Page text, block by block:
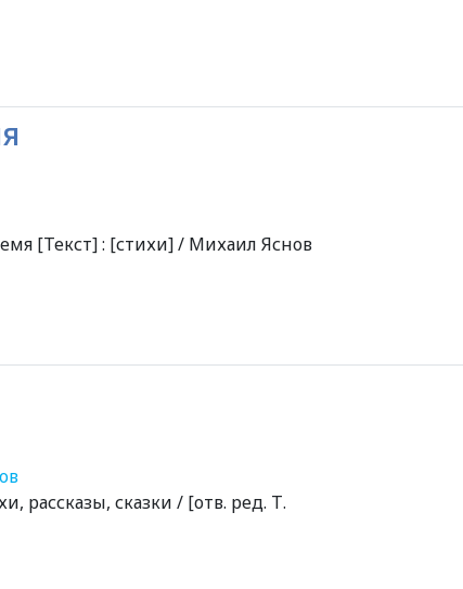
[Текст] : [стихи] / Михаил Яснов
рассказы, сказки / [отв. ред. Т.